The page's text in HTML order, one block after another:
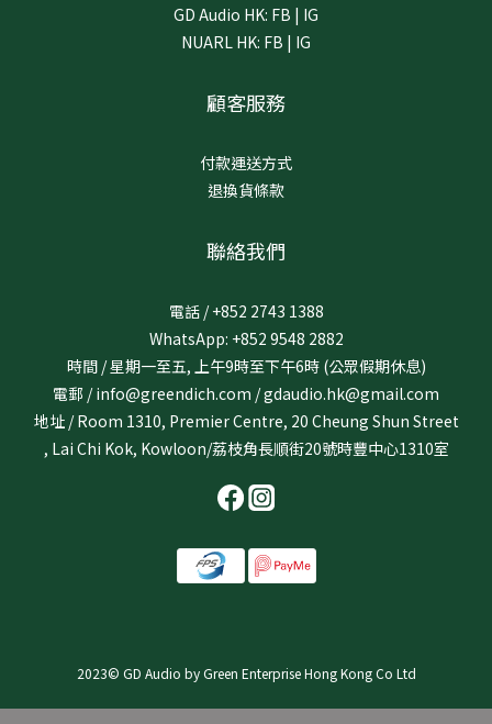
GD Audio HK: FB | IG
NUARL HK: FB | IG
顧客服務
付款運送方式
退換貨條款
聯絡我們
電話 / +852 2743 1388
WhatsApp: +852 9548 2882
時間 / 星期一至五, 上午9時至下午6時 (公眾假期休息)
電郵 / info@greendich.com / gdaudio.hk@gmail.com
地址 / Room 1310, Premier Centre, 20 Cheung Shun Street
, Lai Chi Kok, Kowloon/荔枝角長順街20號時豐中心1310室
2023© GD Audio by Green Enterprise Hong Kong Co Ltd